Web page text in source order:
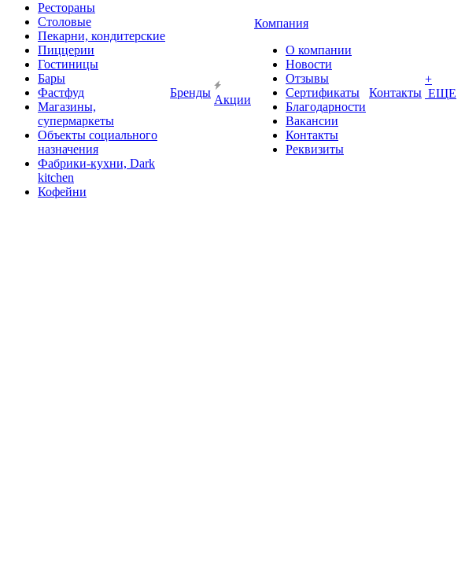
Рестораны
Столовые
Пекарни, кондитерские
Пиццерии
Гостиницы
Бары
Фастфуд
Магазины,
супермаркеты
Объекты социального
назначения
Фабрики-кухни, Dark
kitchen
Кофейни
Бренды
Акции
Компания
О компании
Новости
Отзывы
Сертификаты
Благодарности
Вакансии
Контакты
Реквизиты
Контакты
+
ЕЩЕ